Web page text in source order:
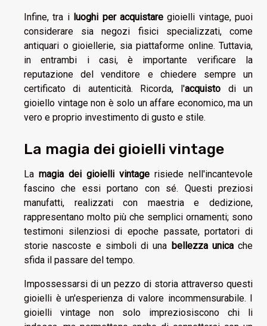
Infine, tra i luoghi per acquistaregioielli vintage, puoi
considerare sia negozi fisici specializzati, come
antiquari o gioiellerie, sia piattaforme online. Tuttavia,
in entrambi i casi, è importante verificare la
reputazione del venditore e chiedere sempre un
certificato di autenticità. Ricorda, l'acquisto di un
gioiello vintage non è solo un affare economico, ma un
vero e proprio investimento di gusto e stile.
La magia dei gioielli vintage
La magia dei gioielli vintage risiede nell'incantevole
fascino che essi portano con sé. Questi preziosi
manufatti, realizzati con maestria e dedizione,
rappresentano molto più che semplici ornamenti; sono
testimoni silenziosi di epoche passate, portatori di
storie nascoste e simboli di una bellezza unicache
sfida il passare del tempo.
Impossessarsi di un pezzo di storia attraverso questi
gioielli è un'esperienza di valore incommensurabile. I
gioielli vintage non solo impreziosiscono chi li